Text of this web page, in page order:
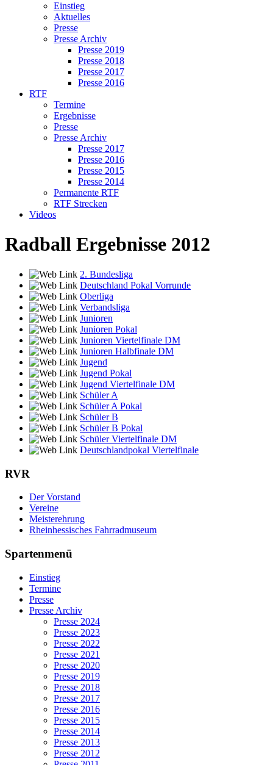
Einstieg
Aktuelles
Presse
Presse Archiv
Presse 2019
Presse 2018
Presse 2017
Presse 2016
RTF
Termine
Ergebnisse
Presse
Presse Archiv
Presse 2017
Presse 2016
Presse 2015
Presse 2014
Permanente RTF
RTF Strecken
Videos
Radball Ergebnisse 2012
2. Bundesliga
Deutschland Pokal Vorrunde
Oberliga
Verbandsliga
Junioren
Junioren Pokal
Junioren Viertelfinale DM
Junioren Halbfinale DM
Jugend
Jugend Pokal
Jugend Viertelfinale DM
Schüler A
Schüler A Pokal
Schüler B
Schüler B Pokal
Schüler Viertelfinale DM
Deutschlandpokal Viertelfinale
RVR
Der Vorstand
Vereine
Meisterehrung
Rheinhessisches Fahrradmuseum
Spartenmenü
Einstieg
Termine
Presse
Presse Archiv
Presse 2024
Presse 2023
Presse 2022
Presse 2021
Presse 2020
Presse 2019
Presse 2018
Presse 2017
Presse 2016
Presse 2015
Presse 2014
Presse 2013
Presse 2012